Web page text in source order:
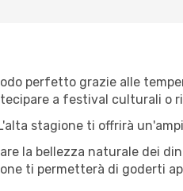
perfetto grazie alle
a festival culturali o
stagione ti offrirà
la bellezza naturale dei
ti permetterà di goderti